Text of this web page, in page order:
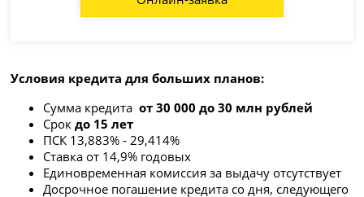
Условия кредита для больших планов:
Сумма кредитаот 30 000 до 30 млн рублей
Срокдо 15 лет
ПСК 13,883% - 29,414%
Ставка от 14,9% годовых
Единовременная комиссия за выдачу отсутствует
Досрочное погашение кредита со дня, следующего